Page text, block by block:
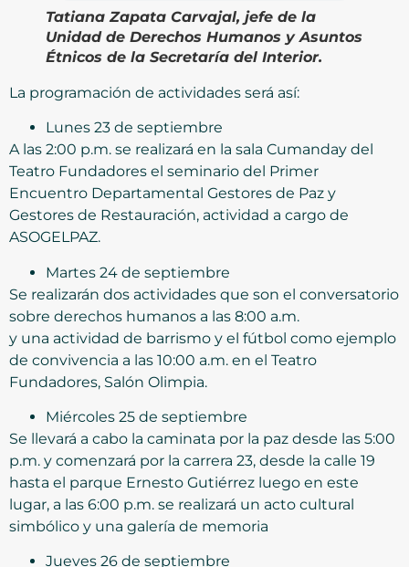
Tatiana Zapata Carvajal, jefe de la
Unidad de Derechos Humanos y Asuntos
Étnicos de la Secretaría del Interior.
La programación de actividades será así:
Lunes 23 de septiembre
A las 2:00 p.m. se realizará en la sala Cumanday del
Teatro Fundadores el seminario del Primer
Encuentro Departamental Gestores de Paz y
Gestores de Restauración, actividad a cargo de
ASOGELPAZ.
Martes 24 de septiembre
Se realizarán dos actividades que son el conversatorio
sobre derechos humanos a las 8:00 a.m.
y una actividad de barrismo y el fútbol como ejemplo
de convivencia a las 10:00 a.m. en el Teatro
Fundadores, Salón Olimpia.
Miércoles 25 de septiembre
Se llevará a cabo la caminata por la paz desde las 5:00
p.m. y comenzará por la carrera 23, desde la calle 19
hasta el parque Ernesto Gutiérrez luego en este
lugar, a las 6:00 p.m. se realizará un acto cultural
simbólico y una galería de memoria
Jueves 26 de septiembre